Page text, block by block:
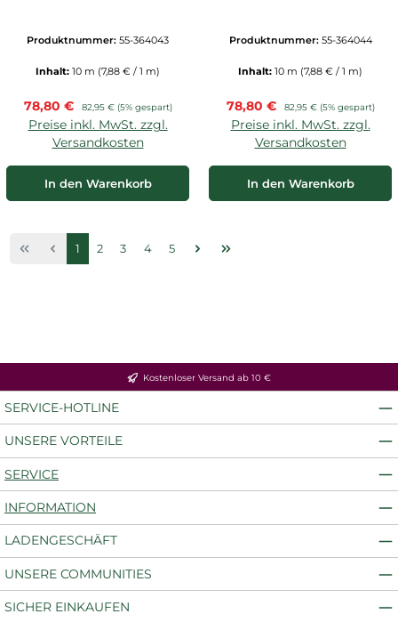
Produktnummer: 55-364043
Inhalt: 10 m (7,88 € / 1 m)
Verkaufspreis:
78,80 € Regulärer Preis:
82,95 € (5% gespart)
Preise inkl. MwSt. zzgl.
Versandkosten
In den Warenkorb
Produktnummer: 55-364044
Inhalt: 10 m (7,88 € / 1 m)
Verkaufspreis:
78,80 € Regulärer Preis:
82,95 € (5% gespart)
Preise inkl. MwSt. zzgl.
Versandkosten
In den Warenkorb
Seite
1 Seite
2 Seite
3 Seite
4 Seite
5
Kostenloser Versand ab 10 €
SERVICE-HOTLINE
UNSERE VORTEILE
SERVICE
INFORMATION
LADENGESCHÄFT
UNSERE COMMUNITIES
SICHER EINKAUFEN